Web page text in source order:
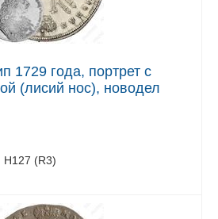
1729 года, портрет с
(лисий нос), новодел
Н127 (R3)